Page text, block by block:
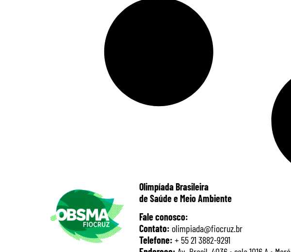
Olimpíada Brasileira
de Saúde e Meio Ambiente
Fale conosco:
Contato: olimpiada@fiocruz.br
Telefone: + 55 21 3882-9291